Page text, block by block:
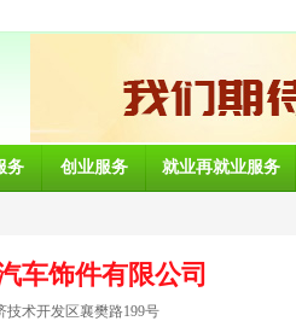
务 创业服务 就业再就业服务
车饰件有限公司
技术开发区襄樊路199号